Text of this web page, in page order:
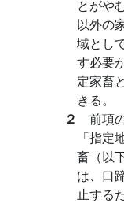
とがや
以外の
域とし
す必要
定家畜
きる。
２ 前項
「指
畜（以
は、口
止する